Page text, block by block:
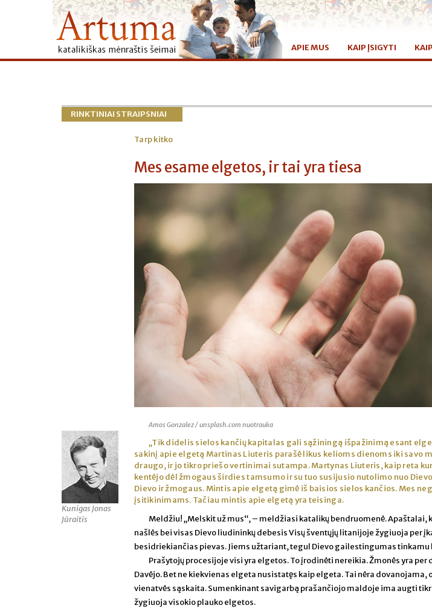
APIE MUS KAIP ĮSIGYTI
RINKTINIAI STRAIPSNIAI
Tarp kitko
Mes esame elgetos, ir tai yra tiesa
Amos Gonzalez / unsplash.com nuotrauka
Kunigas Jonas
Jūraitis
„Tik didelis sielos kančių kapitalas gali sąžiningą išpažinimą esant
sakinį apie elgetą Martinas Liuteris parašė likus kelioms dienoms iki savo
draugo, ir jo tikro priešo vertinimai sutampa. Martynas Liuteris, kaip reta
kentėjo dėl žmogaus širdies tamsumo ir su tuo susijusio nutolimo nuo
Dievo ir žmogaus. Mintis apie elgetą gimė iš baisios sielos kančios. Mes
įsitikinimams. Tačiau mintis apie elgetą yra teisinga.
Meldžiu! „Melskit už mus“, – meldžiasi katalikų bendruomenė.
našlės bei visas Dievo liudininkų debesis Visų šventųjų litanijoje žygiuoja per
besidriekiančias pievas. Jiems užtariant, tegul Dievo gailestingumas tinkamu
Prašytojų procesijoje visi yra elgetos. To įrodinėti nereikia. Žmonės yra
Davėjo. Bet ne kiekvienas elgeta nusistatęs kaip elgeta. Tai nėra
vienatvės sąskaita. Sumenkinant savigarbą prašančiojo maldoje ima augti
žygiuoja visokio plauko elgetos.